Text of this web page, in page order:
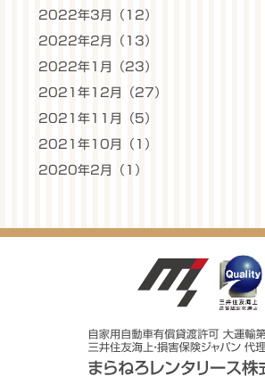
2022年3月（12）
2022年2月（13）
2022年1月（23）
2021年12月（27）
2021年11月（5）
2021年10月（1）
2020年2月（1）